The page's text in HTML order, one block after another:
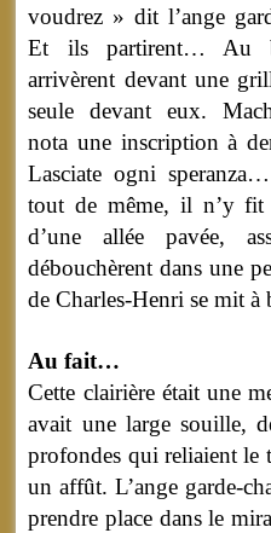
voudrez » dit l’ange
Et ils partirent… Au
arrivèrent devant une
seule devant eux.
nota une inscription à
Lasciate ogni
tout de même, il n’y fit
d’une allée pavée,
débouchèrent dans une
de Charles-Henri se mit
Au fait…
Cette clairière était une
avait une large souille,
profondes qui reliaient le
un affût. L’ange garde-
prendre place dans le